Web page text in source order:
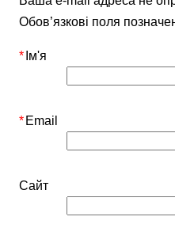
Обов’язкові поля
Ім'я
*
Email
*
Сайт